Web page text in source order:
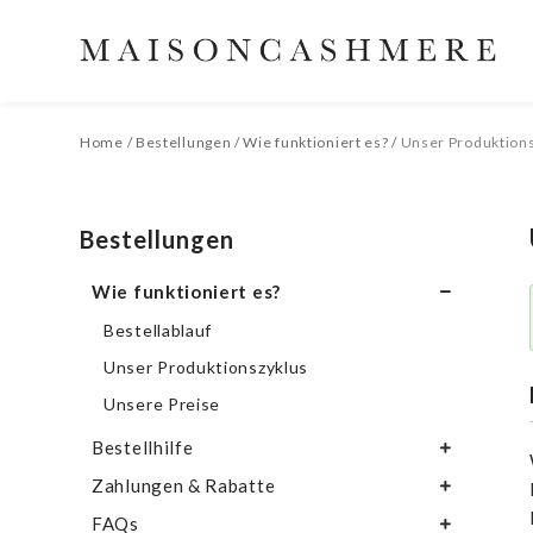
Home / Bestellungen /Wie funktioniert es? / Unser
Bestellungen
Wie funktioniert es?
Bestellablauf
Unser Produktionszyklus
Unsere Preise
Bestellhilfe
Schwierigkeiten, eine Bestellung
Zahlungen & Rabatte
Akzeptierte Zahlungsmethoden
FAQs